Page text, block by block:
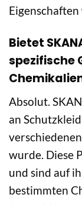
Bietet
spezifische
Absolut.
an
wurde. Diese
und sind auf
bestimmten